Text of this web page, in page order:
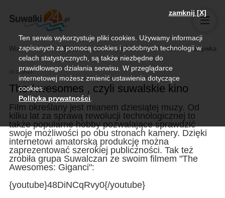
Wiadomości Sport Biznes, rolnictwo Kultura i rozrywka
18.03.2013
The Awesomes , czyli suwalskie kino
Film określany jest mianem dziesiątej muzy. Od
kilku lat za sprawą rewolucji technologicznej to
także popularne hobby pozwalające sprawdzić
swoje możliwości po obu stronach kamery. Dzięki
internetowi amatorską produkcję można
zaprezentować szerokiej publiczności. Tak też
zrobiła grupa Suwalczan ze swoim filmem "The
Awesomes: Giganci":
{youtube}48DiNCqRvy0{/youtube}
zamknij [X]
Ten serwis wykorzystuje pliki cookies. Używamy informacji
zapisanych za pomocą cookies i podobnych technologii w
celach statystycznych, są także niezbędne do
prawidłowego działania serwisu. W przeglądarce
internetowej możesz zmienić ustawienia dotyczące
cookies.
Polityka prywatności